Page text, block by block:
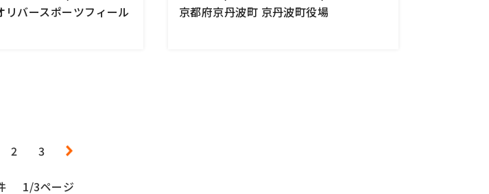
リバースポーツフィール
京都府京丹波町 京丹波町役場
2 3
1/3ページ